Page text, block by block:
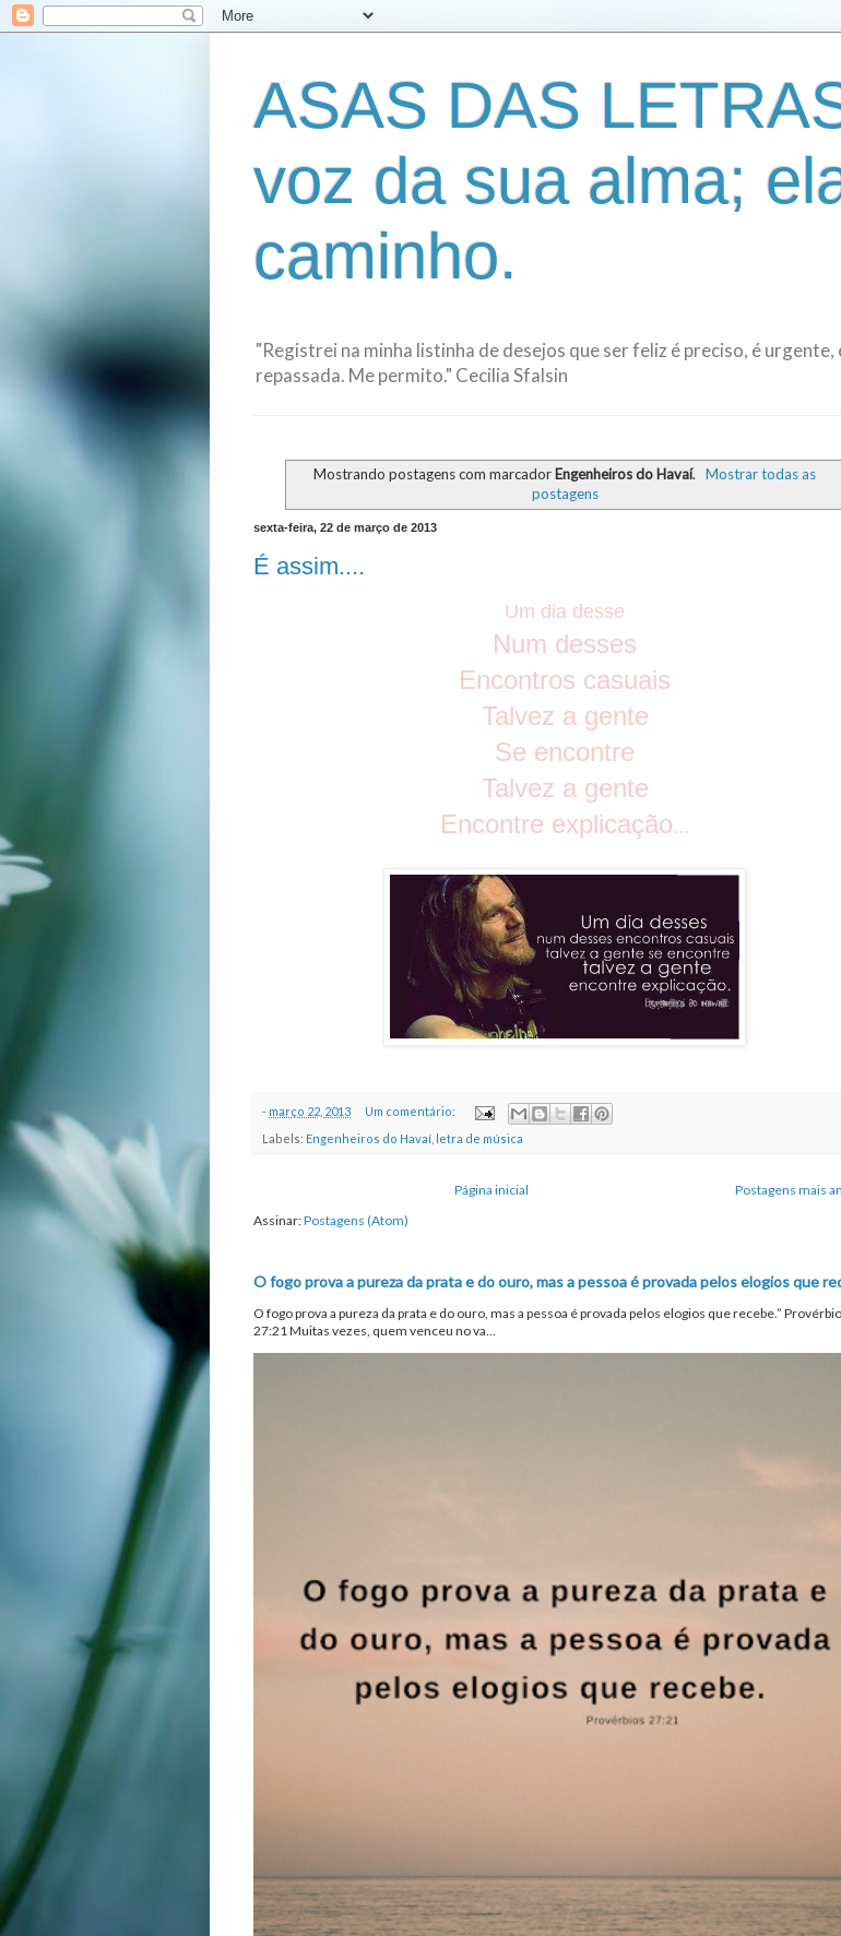
ASAS DAS
voz da sua alma;
caminho.
"Registrei na minha listinha de desejos que ser feliz é preciso, é
repassada. Me permito." Cecilia Sfalsin
Mostrando postagens com marcador Engenheiros do Havaí.
Mostrar todas as
postagens
sexta-feira, 22 de março de 2013
É assim....
Um dia desse
Num desses
Encontros casuais
Talvez a gente
Se encontre
Talvez a gente
Encontre explicação...
- março 22, 2013
Um comentário:
Labels: Engenheiros do Havaí letra de música
Postagens mais
Página inicial
Assinar:Postagens (Atom)
O fogo prova a pureza da prata e do ouro, mas a pessoa é provada pelos elogios que
O fogo prova a pureza da prata e do ouro, mas a pessoa é provada pelos elogios que recebe.”
27:21 Muitas vezes, quem venceu no va...